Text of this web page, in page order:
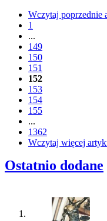
Wczytaj poprzednie
1
...
149
150
151
152
153
154
155
...
1362
Wczytaj więcej
Ostatnio dodane